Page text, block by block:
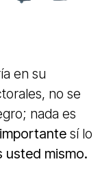
en su
no se
nada es
sí lo
usted mismo.